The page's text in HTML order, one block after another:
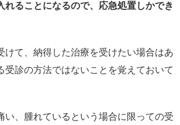
れることになるので、応急処置しかでき
けて、納得した治療を受けたい場合はあ
受診の方法ではないことを覚えておいて
い、腫れているという場合に限っての受